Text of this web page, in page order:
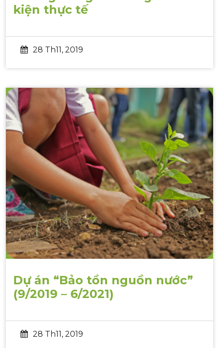
kiện thực tế
28 Th11, 2019
Dự án “Bảo tồn nguồn nước”
(9/2019 – 6/2021)
28 Th11, 2019